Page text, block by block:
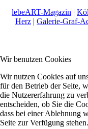
lebeART-Magazin |
Herz | Galerie-Graf-
Wir benutzen Cookies
Wir nutzen Cookies auf
für den Betrieb der Seite,
die Nutzererfahrung zu
entscheiden, ob Sie die
dass bei einer Ablehnung
Seite zur Verfügung stehen.